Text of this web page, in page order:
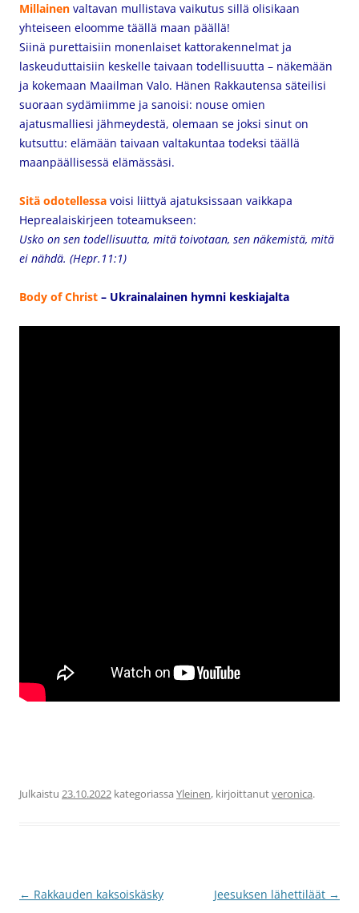
Millainen valtavan mullistava vaikutus sillä olisikaan
yhteiseen eloomme täällä maan päällä!
Siinä purettaisiin monenlaiset kattorakennelmat ja
laskeuduttaisiin keskelle taivaan todellisuutta – näkemään
ja kokemaan Maailman Valo. Hänen Rakkautensa säteilisi
suoraan sydämiimme ja sanoisi: nouse omien
ajatusmalliesi jähmeydestä, olemaan se joksi sinut on
kutsuttu: elämään taivaan valtakuntaa todeksi täällä
maanpäällisessä elämässäsi.
Sitä odotellessa voisi liittyä ajatuksissaan vaikkapa
Heprealaiskirjeen toteamukseen:
Usko on sen todellisuutta, mitä toivotaan, sen näkemistä, mitä
ei nähdä. (Hepr.11:1)
Body of Christ – Ukrainalainen hymni keskiajalta
Julkaistu 23.10.2022 kategoriassa Yleinen, kirjoittanutveronica.
Artikkelien
← Rakkauden kaksoiskäsky Jeesuksen lähettiläät →